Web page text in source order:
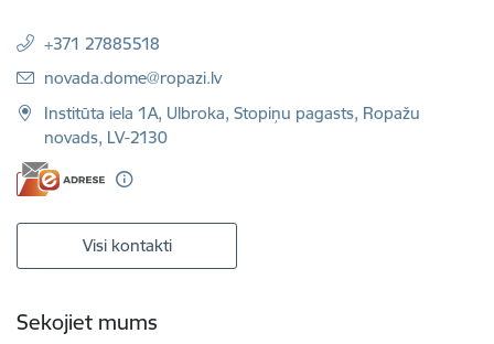
+371 27885518
E-pasts:
novada.dome@ropazi.lv
Institūta iela 1A, Ulbroka, Stopiņu pagasts, Ropažu
novads, LV-2130
Visi kontakti
Sekojiet mums